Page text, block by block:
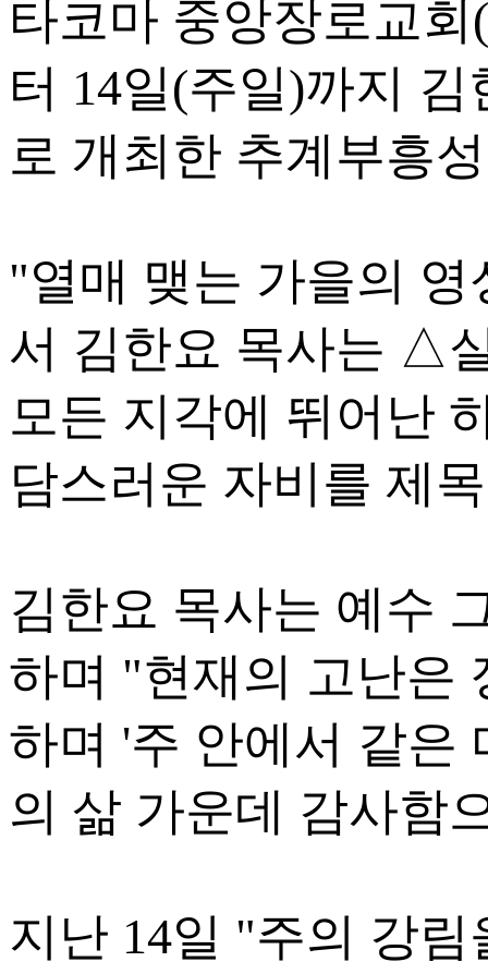
타코마 중앙장로교
터 14일(주일)까지
로 개최한 추계부흥
"열매 맺는 가을의
서 김한요 목사는 △
모든 지각에 뛰어난
담스러운 자비를 제
김한요 목사는 예수
하며 "현재의 고난은
하며 '주 안에서 같은
의 삶 가운데 감사함
지난 14일 "주의 강